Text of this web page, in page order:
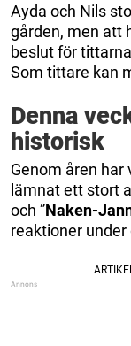
Ayda och Nils
gården, men att
beslut för
Som tittare kan
Denna
historisk
Genom åren har
lämnat ett stort
och ”Naken-
reaktioner